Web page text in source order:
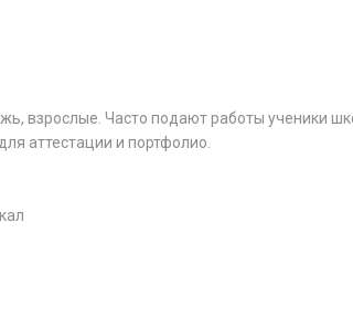
взрослые. Часто подают работы ученики
аттестации и портфолио.